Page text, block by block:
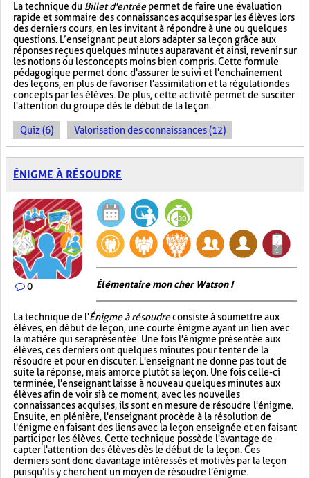
La technique du Billet d'entréepermet de faire une évaluation
rapide et sommaire des connaissances acquises par les élèves lors
des derniers cours, en les invitant à répondre à une ou quelques
questions. L’enseignant peut alors adapter sa leçon grâce aux
réponses reçues quelques minutes auparavant et ainsi, revenir sur
les notions ou les concepts moins bien compris. Cette formule
pédagogique permet donc d'assurer le suivi et l'enchaînement
des leçons, en plus de favoriser l'assimilation et la régulation des
concepts par les élèves. De plus, cette activité permet de susciter
l'attention du groupe dès le début de la leçon.
Quiz (6) Valorisation des connaissances (12)
ÉNIGME À RÉSOUDRE
0 Élémentaire mon cher Watson !
La technique de l'Énigme à résoudreconsiste à soumettre aux
élèves, en début de leçon, une courte énigme ayant un lien avec
la matière qui sera présentée. Une fois l'énigme présentée aux
élèves, ces derniers ont quelques minutes pour tenter de la
résoudre et pour en discuter. L'enseignant ne donne pas tout de
suite la réponse, mais amorce plutôt sa leçon. Une fois celle-ci
terminée, l'enseignant laisse à nouveau quelques minutes aux
élèves afin de voir si à ce moment, avec les nouvelles
connaissances acquises, ils sont en mesure de résoudre l'énigme.
Ensuite, en plénière, l'enseignant procède à la résolution de
l'énigme en faisant des liens avec la leçon enseignée et en faisant
participer les élèves. Cette technique possède l'avantage de
capter l'attention des élèves dès le début de la leçon. Ces
derniers sont donc davantage intéressés et motivés par la leçon
puisqu'ils y cherchent un moyen de résoudre l'énigme.